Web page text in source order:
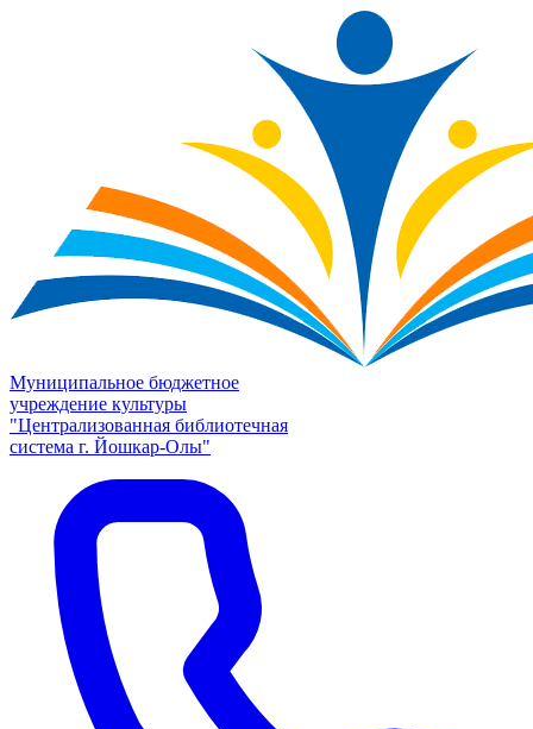
Муниципальное бюджетное
учреждение культуры
"Централизованная библиотечная
система г. Йошкар-Олы"